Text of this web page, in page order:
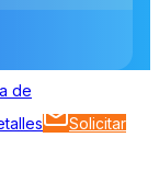
de
Solicitar